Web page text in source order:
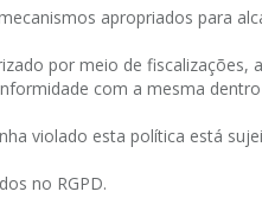
apropriados para
por meio de
com a mesma
violado esta política está
no RGPD.